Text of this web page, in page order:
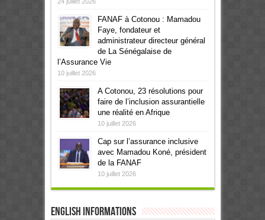
FANAF à Cotonou : Mamadou
Faye, fondateur et
administrateur directeur général
de La Sénégalaise de
l’Assurance Vie
10 juillet 2026
A Cotonou, 23 résolutions pour
faire de l’inclusion assurantielle
une réalité en Afrique
10 juillet 2026
Cap sur l’assurance inclusive
avec Mamadou Koné, président
de la FANAF
10 juillet 2026
English informations